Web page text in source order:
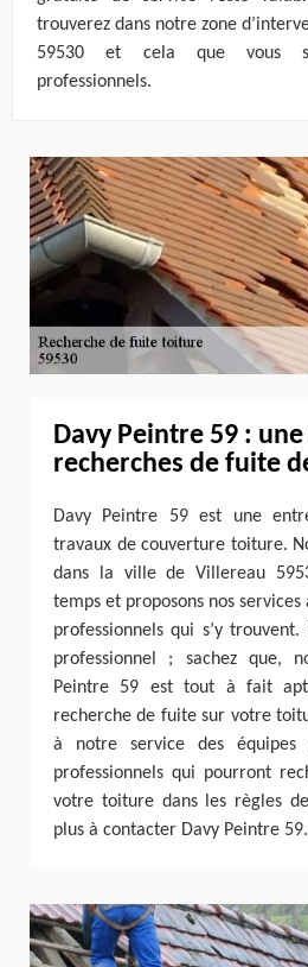
trouverez dans notre zone
59530 et cela que vous
professionnels.
Davy Peintre 59 :
recherches de fuite
Davy Peintre 59 est une
travaux de couverture toiture.
dans la ville de Villereau
temps et proposons nos
professionnels qui s’y
professionnel ; sachez que,
Peintre 59 est tout à fait
recherche de fuite sur votre
à notre service des équipes
professionnels qui pourront
votre toiture dans les règles de
plus à contacter Davy Peintre 59.